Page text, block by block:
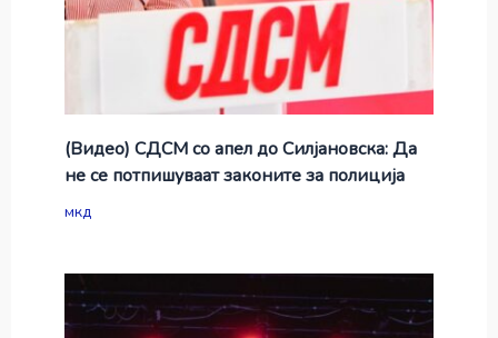
(Видео) СДСМ со апел до Силјановска: Да
не се потпишуваат законите за полиција
мкд